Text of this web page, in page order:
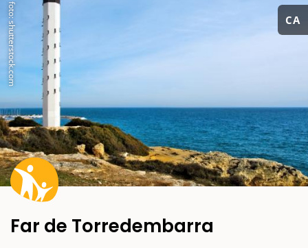
CA
Far de Torredembarra
foto: shutterstock.com